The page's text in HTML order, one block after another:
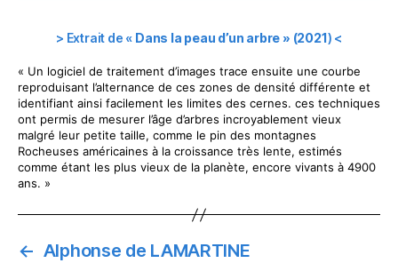
> Extrait de « Dans la peau d’un arbre » (2021) <
« Un logiciel de traitement d’images trace ensuite une courbe
reproduisant l’alternance de ces zones de densité différente et
identifiant ainsi facilement les limites des cernes. ces techniques
ont permis de mesurer l’âge d’arbres incroyablement vieux
malgré leur petite taille, comme le pin des montagnes
Rocheuses américaines à la croissance très lente, estimés
comme étant les plus vieux de la planète, encore vivants à 4900
ans. »
← Alphonse de LAMARTINE